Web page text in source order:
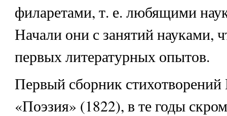
филаретами, т. е. любящими
Начали они с занятий науками,
первых литературных опытов.
Первый сборник
«Поэзия» (1822), в те годы